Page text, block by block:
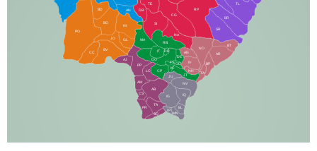
AN
TL
BR
SR
BT
AR
RP
CG
SI
NA
TA
NH
JT
RB
MA
IT
DR
DO
CP
JU
NV
IQ
EL
BD
BO
NI
JD
PO
BV
CC
PP
AJ
LC
AM
AB
JP
DB
TE
CS
PR
TA
SQ
IG
MN
NO
BP
GL
AN
IV
FS
VC
GD
DE